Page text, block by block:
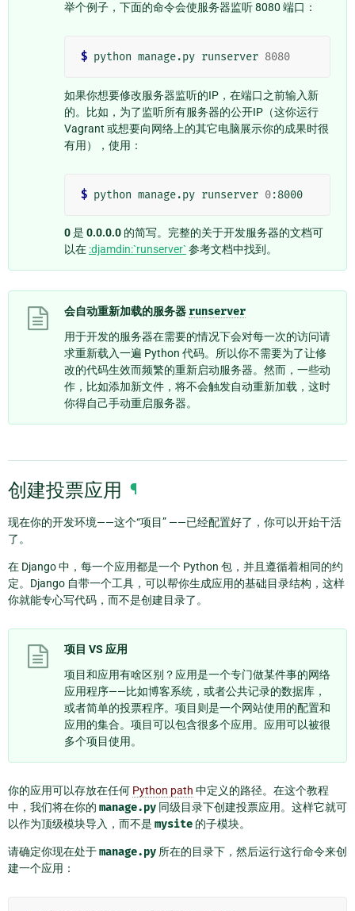
举个例子，下面的命令会使服务器监听 8080 端口：
$ python manage.py runserver 8080
如果你想要修改服务器监听的IP，在端口之前输入新
的。比如，为了监听所有服务器的公开IP（这你运行
Vagrant 或想要向网络上的其它电脑展示你的成果时很
有用），使用：
$ python manage.py runserver 0
0是 0.0.0.0 的简写。完整的关于开发服务器的文档可
以在 :djamdin:`runserver` 参考文档中找到。
会自动重新加载的服务器 runserver
用于开发的服务器在需要的情况下会对每一次的访问请
求重新载入一遍 Python 代码。所以你不需要为了让修
改的代码生效而频繁的重新启动服务器。然而，一些动
作，比如添加新文件，将不会触发自动重新加载，这时
你得自己手动重启服务器。
创建投票应用 ¶
现在你的开发环境——这个“项目” ——已经配置好了，你可以开始干活
了。
在 Django 中，每一个应用都是一个 Python 包，并且遵循着相同的约
定。Django 自带一个工具，可以帮你生成应用的基础目录结构，这样
你就能专心写代码，而不是创建目录了。
项目 VS 应用
项目和应用有啥区别？应用是一个专门做某件事的网络
应用程序——比如博客系统，或者公共记录的数据库，
或者简单的投票程序。项目则是一个网站使用的配置和
应用的集合。项目可以包含很多个应用。应用可以被很
多个项目使用。
你的应用可以存放在任何 Python path 中定义的路径。在这个教程
中，我们将在你的 manage.py 同级目录下创建投票应用。这样它就可
以作为顶级模块导入，而不是 mysite 的子模块。
请确定你现在处于manage.py 所在的目录下，然后运行这行命令来创
建一个应用：